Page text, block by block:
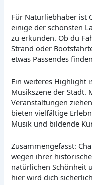
Für Naturliebhaber ist
einige der schönsten
zu erkunden. Ob du
Strand oder
etwas Passendes
Ein weiteres Highlight
Musikszene der Stadt.
Veranstaltungen
bieten vielfältige
Musik und bildende
Zusammengefasst:
wegen ihrer
natürlichen Schönheit
hier wird dich